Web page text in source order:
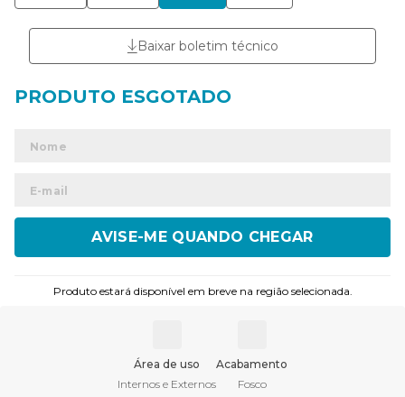
Baixar boletim técnico
ENVIAR
Produto estará disponível em breve na região selecionada.
Área de uso
Internos e Externos
Acabamento
Fosco